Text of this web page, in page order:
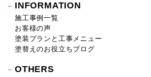
INFORMATION
施工事例一覧
お客様の声
塗装プランと工事メニュー
塗替えのお役立ちブログ
OTHERS